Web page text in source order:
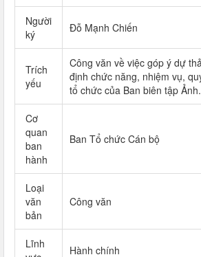
Người
ký
Đỗ Mạnh Chiến
Trích
yếu
Công văn về việc góp ý dự
định chức năng, nhiệm vụ,
tổ chức của Ban biên tập Ảnh.
Cơ
quan
ban
hành
Ban Tổ chức Cán bộ
Loại
văn
bản
Công văn
Lĩnh
Hành chính